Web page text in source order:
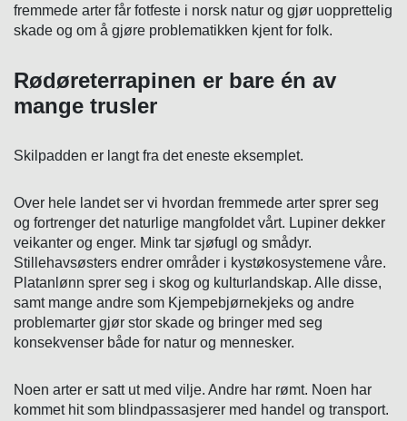
fremmede arter får fotfeste i norsk natur og gjør uopprettelig
skade og om å gjøre problematikken kjent for folk.
Rødøreterrapinen er bare én av
mange trusler
Skilpadden er langt fra det eneste eksemplet.
Over hele landet ser vi hvordan fremmede arter sprer seg
og fortrenger det naturlige mangfoldet vårt. Lupiner dekker
veikanter og enger. Mink tar sjøfugl og smådyr.
Stillehavsøsters endrer områder i kystøkosystemene våre.
Platanlønn sprer seg i skog og kulturlandskap. Alle disse,
samt mange andre som Kjempebjørnekjeks og andre
problemarter gjør stor skade og bringer med seg
konsekvenser både for natur og mennesker.
Noen arter er satt ut med vilje. Andre har rømt. Noen har
kommet hit som blindpassasjerer med handel og transport.